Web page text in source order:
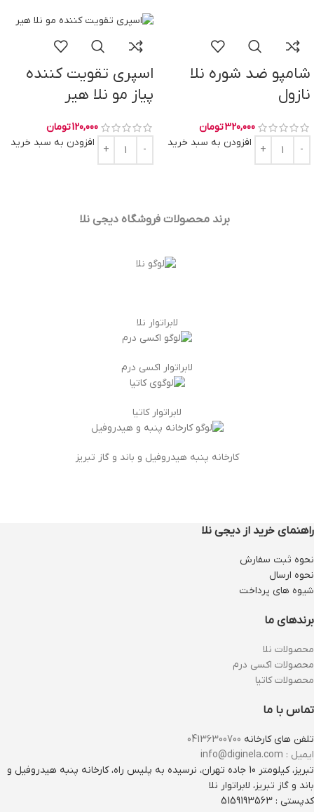
شامپو ضد شوره نلا
نازول
320,000تومان
افزودن به سبد خرید
اسپری تقویت کننده
پیاز مو نلا هیر
120,000تومان
افزودن به سبد خرید
برند محصولات فروشگاهدیجی نلا
لابراتوار نلا
لابراتوار اکسی درم
لابراتوار کاتیا
کارخانه پنبه هیدروفیل و باند و گاز تبریز
راهنمای خرید از دیجی نلا
نحوه ثبت سفارش
نحوه ارسال
شیوه های پرداخت
برندهای ما
محصولات نلا
محصولات اکسی درم
محصولات کاتیا
تماس با ما
تلفن های کارخانه
ایمیل : info@diginela.com
تبریز، کیلومتر 10 جاده تهران، نرسیده به پلیس راه، کارخانه پنبه هیدروفیل و
باند و گاز تبریز، لابراتوار نلا
کدپستی : 5159193563